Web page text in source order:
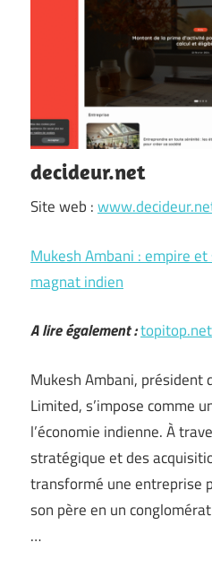
decideur.net
Site web :
Mukesh Ambani : empire
magnat indien
A lire également :topitop.net
Mukesh Ambani, président
Limited, s’impose comme
l’économie indienne. À
stratégique et des
transformé une entreprise
son père en un
…